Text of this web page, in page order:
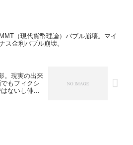
MMT（現代貨幣理論）バブル崩壊。マイ
ス金利バブル崩壊。
。現実の出来
もフィクシ
ないし俳優
の策動に乗